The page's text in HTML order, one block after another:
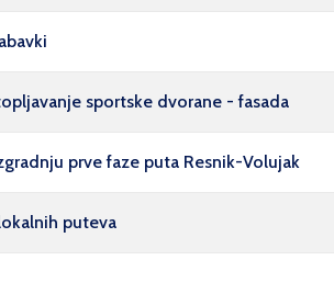
sportske dvorane - fasada
prve faze puta Resnik-Volujak
puteva